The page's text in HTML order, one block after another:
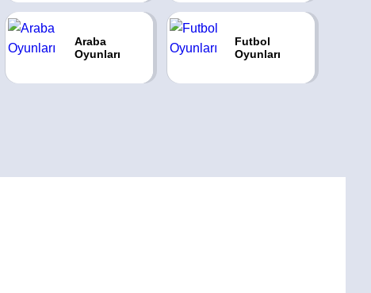
Araba
Oyunları
Futbol
Oyunları